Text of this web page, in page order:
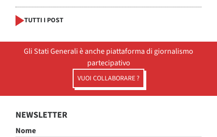
TUTTI I POST
Gli Stati Generali è anche piattaforma di giornalismo
partecipativo
VUOI COLLABORARE ?
NEWSLETTER
Nome